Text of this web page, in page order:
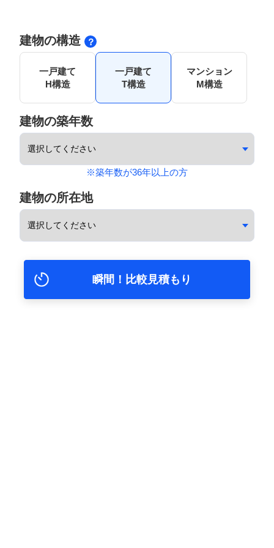
建物の構造
一戸建て
H構造
一戸建て
T構造
マンション
M構造
建物の築年数
※築年数が36年以上の方
建物の所在地
瞬間！比較見積もり